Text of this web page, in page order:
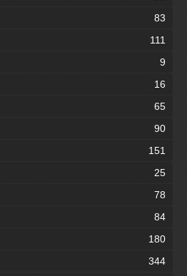
83
111
9
16
65
90
151
25
78
84
180
344